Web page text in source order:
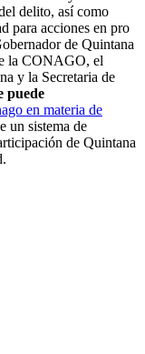
delito, así como
para acciones en pro
de Quintana
la CONAGO, el
y la Secretaria de
puede
en materia de
un sistema de
de Quintana